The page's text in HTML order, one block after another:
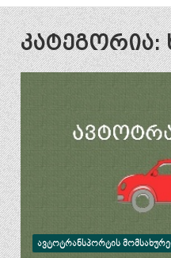
კატეგორია:
ᲐᲕᲢᲝᲢᲠᲐᲜᲡᲞᲝᲠᲢᲘᲡ